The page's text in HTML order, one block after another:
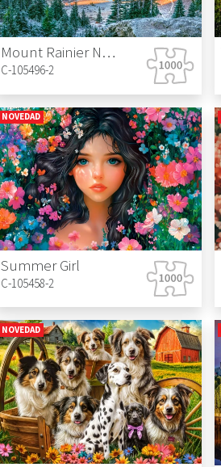
Mount Rainier National Park, USA
C-105496-2
NOVEDAD
Summer Girl
C-105458-2
NOVEDAD